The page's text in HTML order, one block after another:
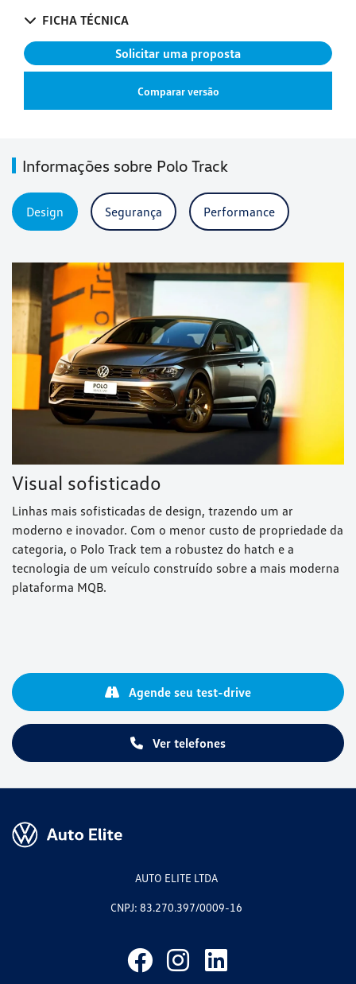
FICHA TÉCNICA
Solicitar uma proposta
Comparar versão
Informações sobre Polo Track
Design Segurança Performance
Visual sofisticado
Linhas mais sofisticadas de design, trazendo um ar
moderno e inovador. Com o menor custo de propriedade da
categoria, o Polo Track tem a robustez do hatch e a
tecnologia de um veículo construído sobre a mais moderna
plataforma MQB.
Ver telefones
Agende seu test-drive
AUTO ELITE LTDA
CNPJ: 83.270.397/0009-16